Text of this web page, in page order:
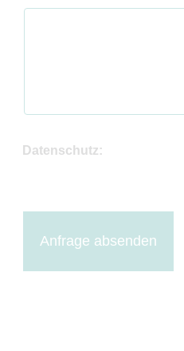
Datenschutz:
Anfrage absenden